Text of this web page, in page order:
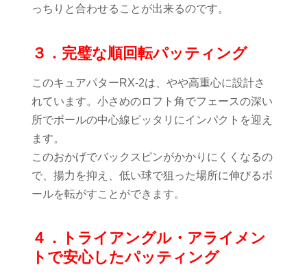
っちりと合わせることが出来るのです。
３．完璧な順回転パッティング
このキュアパターRX-2は、やや高重心に設計さ
れています。小さめのロフト角でフェースの深い
所でボールの中心線ピッタリにインパクトを迎え
ます。
このおかげでバックスピンがかかりにくくなるの
で、揚力を抑え、低い球で狙った場所に伸びるボ
ールを転がすことができます。
４．トライアングル・アライメン
トで安心したパッティング